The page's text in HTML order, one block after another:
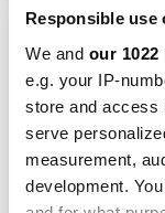
Responsible use
We and our
e.g. your IP-
store and access
serve
measurement,
development.
2026 :
Nominal del
Xlv 600 Transalp
Perfect